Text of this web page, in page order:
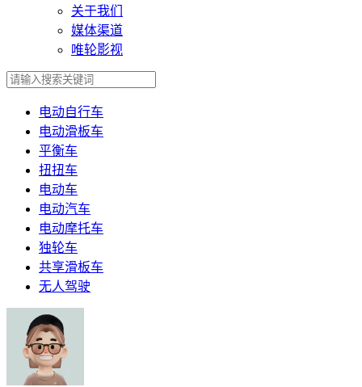
关于我们
媒体渠道
唯轮影视
电动自行车
电动滑板车
平衡车
扭扭车
电动车
电动汽车
电动摩托车
独轮车
共享滑板车
无人驾驶